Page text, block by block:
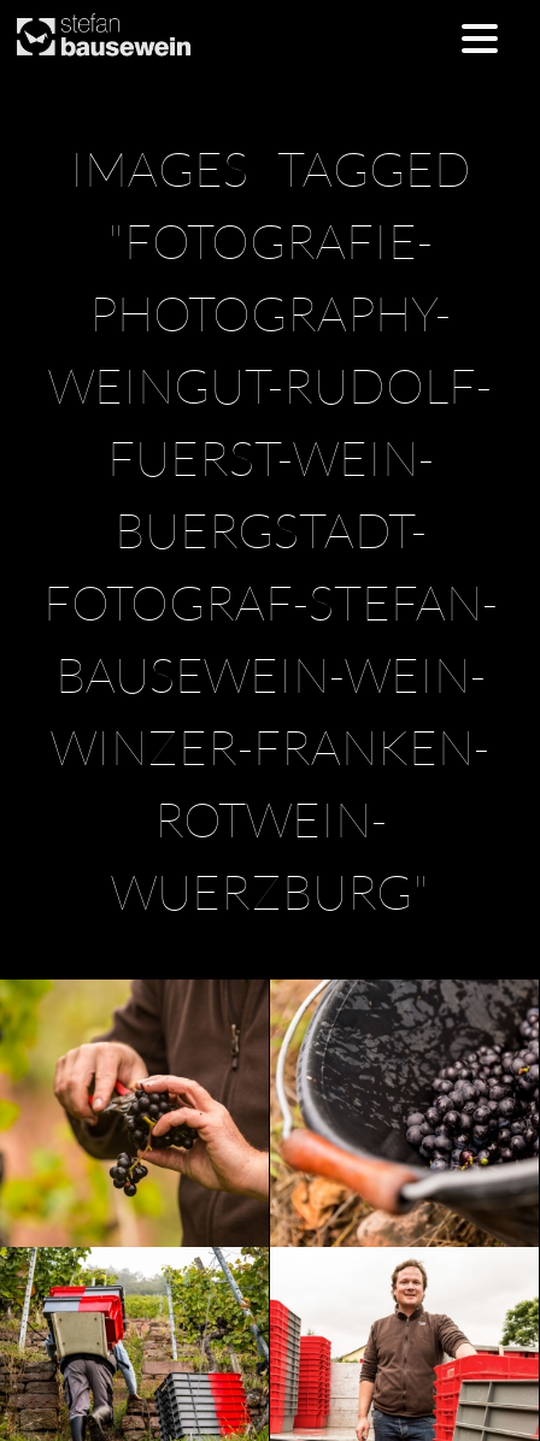
IMAGES TAGGED
"FOTOGRAFIE-
PHOTOGRAPHY-
WEINGUT-RUDOLF-
FUERST-WEIN-
BUERGSTADT-
FOTOGRAF-STEFAN-
BAUSEWEIN-WEIN-
WINZER-FRANKEN-
ROTWEIN-
WUERZBURG"